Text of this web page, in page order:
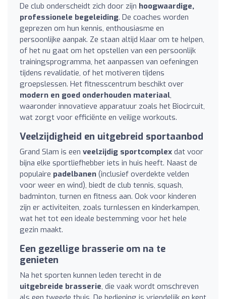
De club onderscheidt zich door zijn hoogwaardige,
professionele begeleiding. De coaches worden
geprezen om hun kennis, enthousiasme en
persoonlijke aanpak. Ze staan altijd klaar om te helpen,
of het nu gaat om het opstellen van een persoonlijk
trainingsprogramma, het aanpassen van oefeningen
tijdens revalidatie, of het motiveren tijdens
groepslessen. Het fitnesscentrum beschikt over
modern en goed onderhouden materiaal,
waaronder innovatieve apparatuur zoals het Biocircuit,
wat zorgt voor efficiënte en veilige workouts.
Veelzijdigheid en uitgebreid sportaanbod
Grand Slam is een veelzijdig sportcomplex dat voor
bijna elke sportliefhebber iets in huis heeft. Naast de
populaire padelbanen (inclusief overdekte velden
voor weer en wind), biedt de club tennis, squash,
badminton, turnen en fitness aan. Ook voor kinderen
zijn er activiteiten, zoals turnlessen en kinderkampen,
wat het tot een ideale bestemming voor het hele
gezin maakt.
Een gezellige brasserie om na te
genieten
Na het sporten kunnen leden terecht in de
uitgebreide brasserie, die vaak wordt omschreven